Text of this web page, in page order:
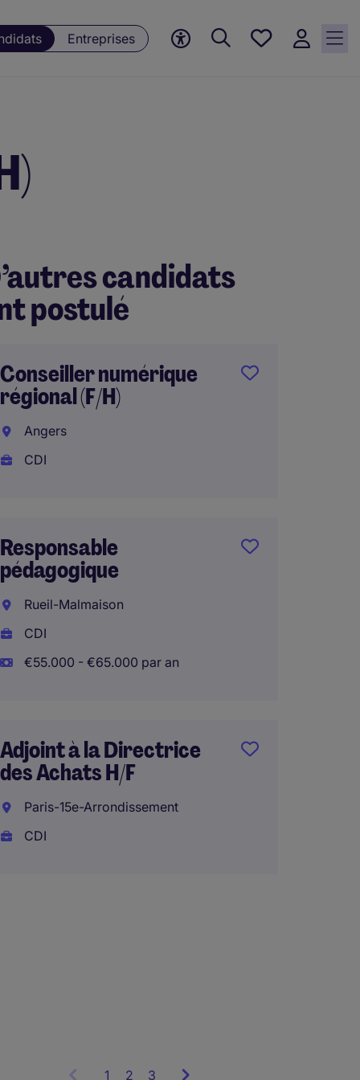
Entreprises
Mes offres, 0
candidats
postulé
Conseiller numérique
régional (F/H)
Angers
CDI
Responsable
pédagogique
Rueil-Malmaison
CDI
€55.000 - €65.000 par an
Adjoint à la Directrice
des Achats H/F
Paris-15e-Arrondissement
CDI
1 Showing
2 3